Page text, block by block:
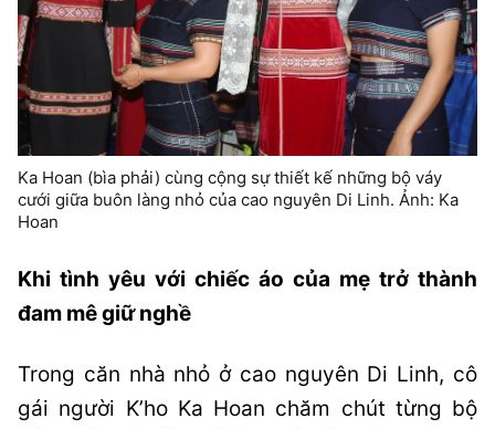
Ka Hoan (bìa phải) cùng cộng sự thiết kế những bộ váy
cưới giữa buôn làng nhỏ của cao nguyên Di Linh. Ảnh: Ka
Hoan
Khi tình yêu với chiếc áo của mẹ trở thành
đam mê giữ nghề
Trong căn nhà nhỏ ở cao nguyên Di Linh, cô
gái người K’ho Ka Hoan chăm chút từng bộ